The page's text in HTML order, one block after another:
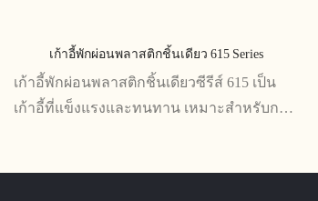
เก้าอี้พักผ่อนพลาสติกชิ้นเดียว 615 Series
เก้าอี้พักผ่อนพลาสติกชิ้นเดียวซีรีส์ 615 เป็น
เก้าอี้ที่แข็งแรงและทนทาน เหมาะสำหรับการ